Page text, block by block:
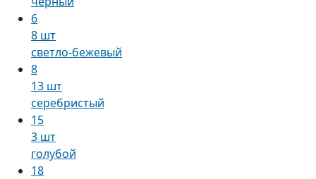
6
8 шт
светло-бежевый
8
13 шт
серебристый
15
3 шт
голубой
18